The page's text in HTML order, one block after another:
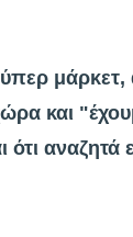
μάρκετ,
και